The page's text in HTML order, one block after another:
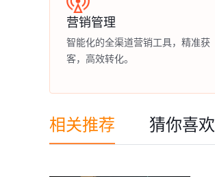
营销管理
智能化的全渠道营销工具，精准获
客，高效转化。
相关推荐 猜你喜欢